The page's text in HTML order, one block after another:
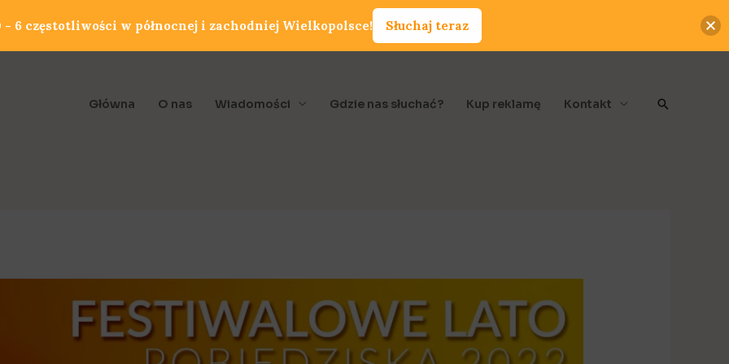
Główna O nas Wiadomości Gdzie nas słuchać? Kup reklamę Kontakt Szukaj
6 częstotliwości w północnej i zachodniej Wielkopolsce! Słuchaj teraz